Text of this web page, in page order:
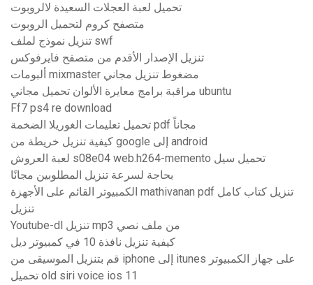
تحميل لعبة العجلات السعيدة لالروبوت
متصفح كروم لتحميل الروبوت
تنزيل نموذج لملف swf
تنزيل الإصدار الأقدم من متصفح فايرفوكس
ألبومات mixmaster مضغوط تنزيل مجاني
مراقبة برامج معايرة الألوان تحميل مجاني ubuntu
Ff7 ps4 re download
تحميل تعليمات الغوريلا الضخمة pdf مجاناً
كيفية تنزيل خريطة من google إلى android
لعبة العروش s08e04 web.h264-memento تحميل سيل
بحاجة لسرعة تنزيل المطلوبين مجانًا
الكمبيوتر القائم على الأجهزة mathivanan pdf تنزيل كتاب كامل
تنزيل
Youtube-dl تنزيل mp3 من ملف نصي
كيفية تنزيل نافذة 10 في كمبيوتر ديل
قم بتنزيل الموسيقى من iphone إلى itunes على جهاز الكمبيوتر
تحميل old siri voice ios 11